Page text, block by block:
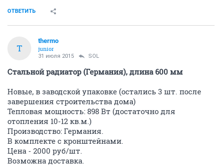
ОТВЕТИТЬ
T
thermo
junior
31 июля 2015 SOL
Стальной радиатор (Германия), длина 600 мм
Новые, в заводской упаковке (остались 3 шт. после
завершения строительства дома)
Тепловая мощность: 898 Вт (достаточно для
отопления 10-12 кв.м.)
Производство: Германия.
В комплекте с кронштейнами.
Цена - 2000 руб/шт.
Возможна доставка.